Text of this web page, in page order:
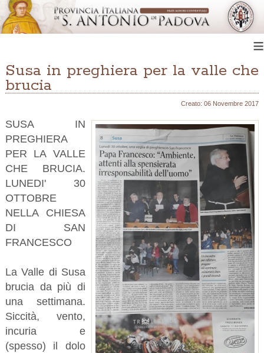
≡
Susa in preghiera per la valle che
brucia
Creato: 06 Novembre 2017
SUSA IN
PREGHIERA
PER LA VALLE
CHE BRUCIA.
LUNEDI' 30
OTTOBRE
NELLA CHIESA
DI SAN
FRANCESCO
La Valle di Susa
brucia da più di
una settimana.
Siccità, vento,
incuria e
(spesso) il dolo